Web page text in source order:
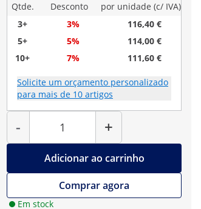
Qtde.
Desconto
por unidade (c/ IVA)
3+
3%
116,40 €
5+
5%
114,00 €
10+
7% 111,60 €
Solicite um orçamento personalizado
para mais de 10 artigos
-
Quantidade
+
Adicionar ao carrinho
Comprar agora
Em stock